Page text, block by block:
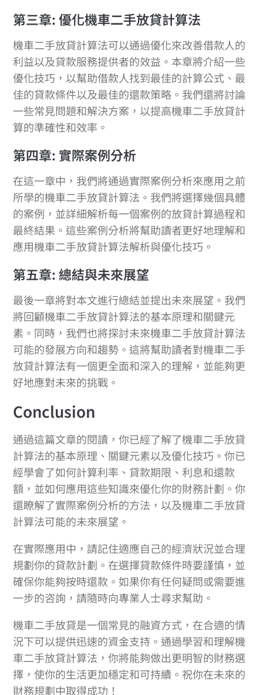
第三章: 優化機車二手放貸計算法
機車二手放貸計算法可以通過優化來改善借款人的
利益以及貸款服務提供者的效益。本章將介紹一些
優化技巧，以幫助借款人找到最佳的計算公式、最
佳的貸款條件以及最佳的還款策略。我們還將討論
一些常見問題和解決方案，以提高機車二手放貸計
算的準確性和效率。
第四章: 實際案例分析
在這一章中，我們將通過實際案例分析來應用之前
所學的機車二手放貸計算法。我們將選擇幾個具體
的案例，並詳細解析每一個案例的放貸計算過程和
最終結果。這些案例分析將幫助讀者更好地理解和
應用機車二手放貸計算法解析與優化技巧。
第五章: 總結與未來展望
最後一章將對本文進行總結並提出未來展望。我們
將回顧機車二手放貸計算法的基本原理和關鍵元
素。同時，我們也將探討未來機車二手放貸計算法
可能的發展方向和趨勢。這將幫助讀者對機車二手
放貸計算法有一個更全面和深入的理解，並能夠更
好地應對未來的挑戰。
Conclusion
通過這篇文章的閱讀，你已經了解了機車二手放貸
計算法的基本原理、關鍵元素以及優化技巧。你已
經學會了如何計算利率、貸款期限、利息和還款
額，並如何應用這些知識來優化你的財務計劃。你
還瞭解了實際案例分析的方法，以及機車二手放貸
計算法可能的未來展望。
在實際應用中，請記住適應自己的經濟狀況並合理
規劃你的貸款計劃。在選擇貸款條件時要謹慎，並
確保你能夠按時還款。如果你有任何疑問或需要進
一步的咨詢，請隨時向專業人士尋求幫助。
機車二手放貸是一個常見的融資方式，在合適的情
況下可以提供迅速的資金支持。通過學習和理解機
車二手放貸計算法，你將能夠做出更明智的財務選
擇，使你的生活更加穩定和可持續。祝你在未來的
財務規劃中取得成功！